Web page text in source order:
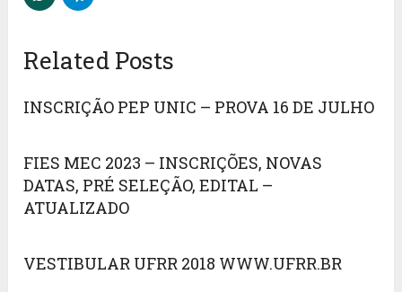
Related Posts
INSCRIÇÃO PEP UNIC – PROVA 16 DE JULHO
FIES MEC 2023 – INSCRIÇÕES, NOVAS
DATAS, PRÉ SELEÇÃO, EDITAL –
ATUALIZADO
VESTIBULAR UFRR 2018 WWW.UFRR.BR